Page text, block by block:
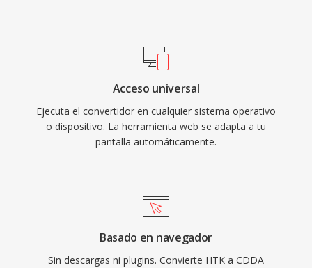
Acceso universal
Ejecuta el convertidor en cualquier sistema operativo
o dispositivo. La herramienta web se adapta a tu
pantalla automáticamente.
Basado en navegador
Sin descargas ni plugins. Convierte HTK a CDDA